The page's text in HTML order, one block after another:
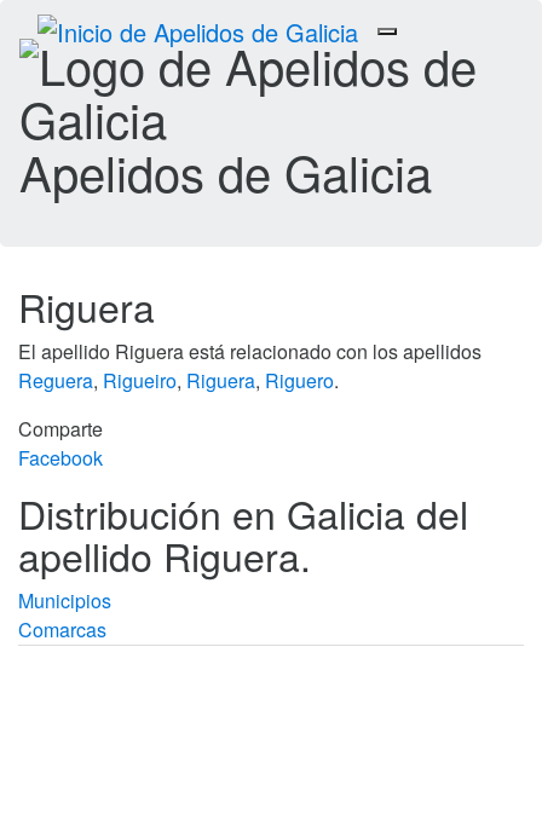
Toggle
navigation
Apelidos de Galicia
Riguera
El apellido Riguera está relacionado con los apellidos
Reguera, Rigueiro, Riguera, Riguero.
Comparte
Facebook
Distribución en Galicia del
apellido Riguera.
Municipios
Comarcas